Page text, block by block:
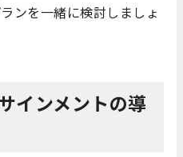
ンを一緒に検討しましょ
インメントの導